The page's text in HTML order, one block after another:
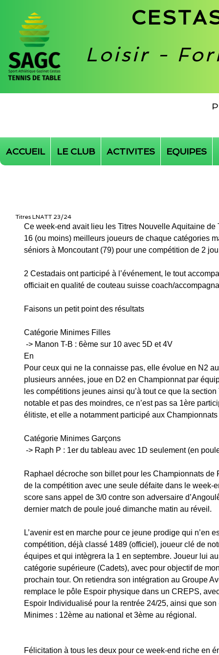
Loisir -
ACCUEIL LE CLUB ACTIVITES EQUIPES
Titres LNATT 23/24
Ce week-end avait lieu les Titres Nouvelle Aquitaine
16 (ou moins) meilleurs joueurs de chaque catégories
séniors à Moncoutant (79) pour une compétition de 2
2 Cestadais ont participé à l’événement, le tout
officiait en qualité de couteau suisse coach/
Faisons un petit point des résultats
Catégorie Minimes Filles
-> Manon T-B : 6ème sur 10 avec 5D et 4V
En
Pour ceux qui ne la connaisse pas, elle évolue en N2
plusieurs années, joue en D2 en Championnat par
les compétitions jeunes ainsi qu’à tout ce que la
notable et pas des moindres, ce n’est pas sa 1ère
élitiste, et elle a notamment participé aux
Catégorie Minimes Garçons
-> Raph P : 1er du tableau avec 1D seulement (en
Raphael décroche son billet pour les Championnats
de la compétition avec une seule défaite dans le week-
score sans appel de 3/0 contre son adversaire
dernier match de poule joué dimanche matin au réveil.
L’avenir est en marche pour ce jeune prodige qui n’en
compétition, déjà classé 1489 (officiel), joueur clé de
équipes et qui intègrera la 1 en septembre. Joueur lui
catégorie supérieure (Cadets), avec pour objectif de
prochain tour. On retiendra son intégration au Groupe
remplace le pôle Espoir physique dans un CREPS,
Espoir Individualisé pour la rentrée 24/25, ainsi que
Minimes : 12ème au national et 3ème au régional.
Félicitation à tous les deux pour ce week-end riche en